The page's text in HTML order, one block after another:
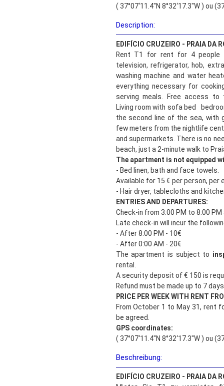
( 37°07‘11.4"N 8°32‘17.3"W ) ou
Description:
EDIFÍCIO CRUZEIRO - PRAIA DA
Rent T1 for rent for 4 people
television, refrigerator, hob,
washing machine and water
everything necessary for
serving meals. Free access to
Living room with sofa bed
the second line of the sea,
few meters from the nightlife
and supermarkets. There is no
beach, just a 2-minute walk to
The apartment is not equipped
- Bed linen, bath and face towels.
Available for 15 € per person, per
- Hair dryer, tablecloths and
ENTRIES AND DEPARTURES:
Check-in from 3:00 PM to 8:00
Late check-in will incur the
- After 8:00 PM - 10€
- After 0:00 AM - 20€
The apartment is subject to
rental.
A security deposit of € 150 is
Refund must be made up to 7
PRICE PER WEEK WITH RENT
From October 1 to May 31, rent
be agreed.
GPS coordinates:
( 37°07‘11.4"N 8°32‘17.3"W ) ou
Beschreibung:
EDIFÍCIO CRUZEIRO - PRAIA DA